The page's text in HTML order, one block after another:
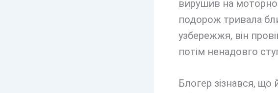
вирушив на
подорож тривала
узбережжя, він
потім ненадовго
Блогер зізнався, що